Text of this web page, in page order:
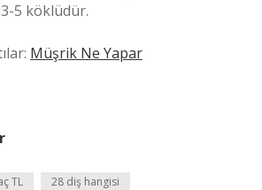
5 köklüdür.
Müşrik Ne Yapar
TL 28 diş hangisi